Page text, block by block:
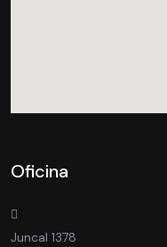
Oficina
Juncal 1378